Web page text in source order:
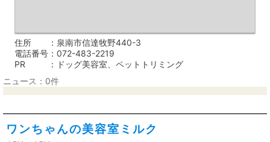
住所
泉南市信達牧野440-3
電話番号
072-483-2219
PR
ドッグ美容室、ペットトリミング
ニュース：0件
ワンちゃんの美容室ミルク